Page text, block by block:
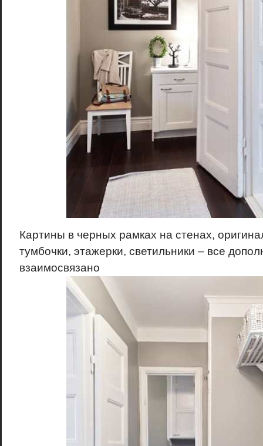
Картины в черных рамках на стенах,
тумбочки, этажерки, светильники – все
взаимосвязано